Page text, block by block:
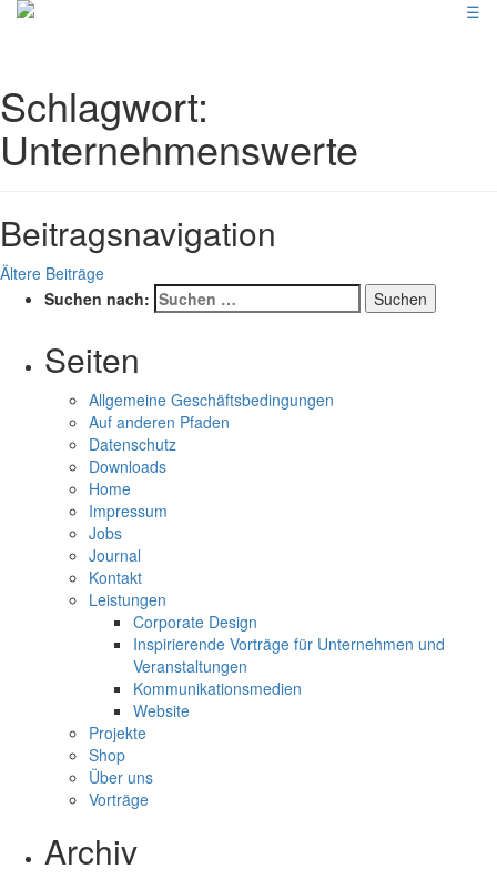
☰
Schlagwort:
Unternehmenswerte
Beitragsnavigation
Ältere Beiträge
Suchen nach:
Seiten
Allgemeine Geschäftsbedingungen
Auf anderen Pfaden
Datenschutz
Downloads
Home
Impressum
Jobs
Journal
Kontakt
Leistungen
Corporate Design
Inspirierende Vorträge für Unternehmen und
Veranstaltungen
Kommunikationsmedien
Website
Projekte
Shop
Über uns
Vorträge
Archiv